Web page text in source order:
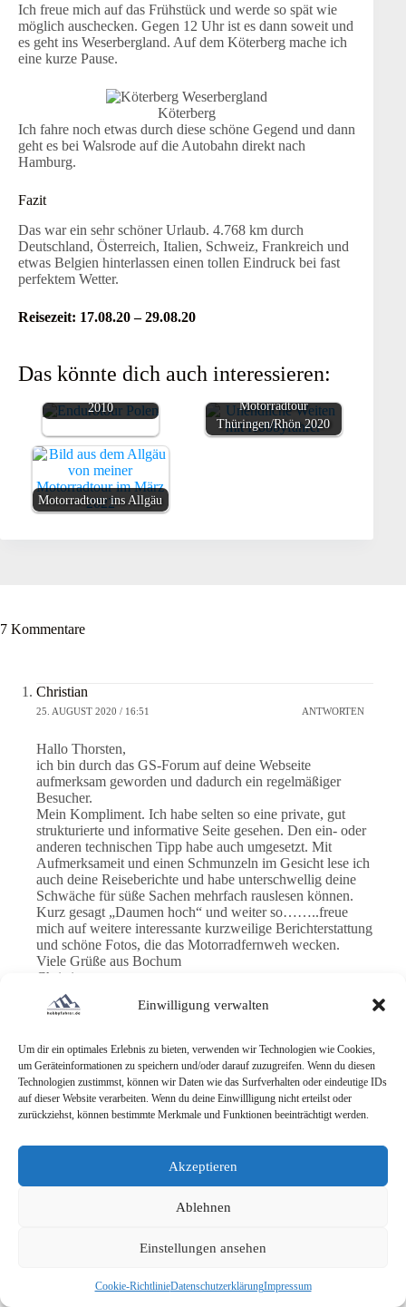
Einwilligung verwalten
Um dir ein optimales Erlebnis zu bieten, verwenden wir Technologien wie Cookies,
um Geräteinformationen zu speichern und/oder darauf zuzugreifen. Wenn du diesen
Technologien zustimmst, können wir Daten wie das Surfverhalten oder eindeutige IDs
auf dieser Website verarbeiten. Wenn du deine Einwillligung nicht erteilst oder
zurückziehst, können bestimmte Merkmale und Funktionen beeinträchtigt werden.
Akzeptieren
Ablehnen
Einstellungen ansehen
Cookie-RichtlinieDatenschutzerklärungImpressum
Ich freue mich auf das Frühstück und werde so spät wie
möglich auschecken. Gegen 12 Uhr ist es dann soweit und
es geht ins Weserbergland. Auf dem Köterberg mache ich
eine kurze Pause.
Köterberg
Ich fahre noch etwas durch diese schöne Gegend und dann
geht es bei Walsrode auf die Autobahn direkt nach
Hamburg.
Fazit
Das war ein sehr schöner Urlaub. 4.768 km durch
Deutschland, Österreich, Italien, Schweiz, Frankreich und
etwas Belgien hinterlassen einen tollen Eindruck bei fast
perfektem Wetter.
Reisezeit: 17.08.20 – 29.08.20
Das könnte dich auch interessieren:
2010
Motorradtour
Thüringen/Rhön 2020
Motorradtour ins Allgäu
7 Kommentare
Christian
25. AUGUST 2020 / 16:51 ANTWORTEN
Hallo Thorsten,
ich bin durch das GS-Forum auf deine Webseite
aufmerksam geworden und dadurch ein regelmäßiger
Besucher.
Mein Kompliment. Ich habe selten so eine private, gut
strukturierte und informative Seite gesehen. Den ein- oder
anderen technischen Tipp habe auch umgesetzt. Mit
Aufmerksameit und einen Schmunzeln im Gesicht lese ich
auch deine Reiseberichte und habe unterschwellig deine
Schwäche für süße Sachen mehrfach rauslesen können.
Kurz gesagt „Daumen hoch“ und weiter so……..freue
mich auf weitere interessante kurzweilige Berichterstattung
und schöne Fotos, die das Motorradfernweh wecken.
Viele Grüße aus Bochum
Christian
Thorsten
Danke für dein Lob Christian
Thilo
Ich bin auch über das GS-Forum auf die Hobbyfahrerseite
Deine Homepage…deine Reiseberichte…die Bilder…
deine GS Tipps…wirklich Klasse und übersichtlich…mit
Freue mich auf weitere Berichte etc. von Dir…